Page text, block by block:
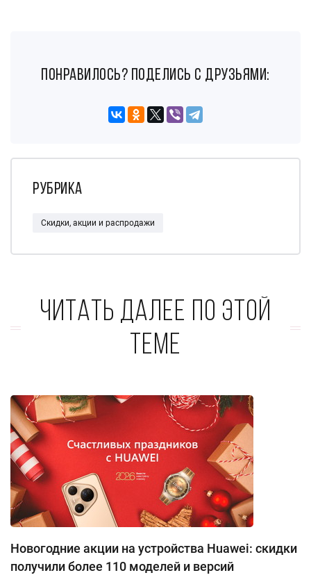
понравилось? поделись с друзьями:
Рубрика
Скидки, акции и распродажи
Читать далее по этой
теме
Новогодние акции на устройства Huawei: скидки
получили более 110 моделей и версий